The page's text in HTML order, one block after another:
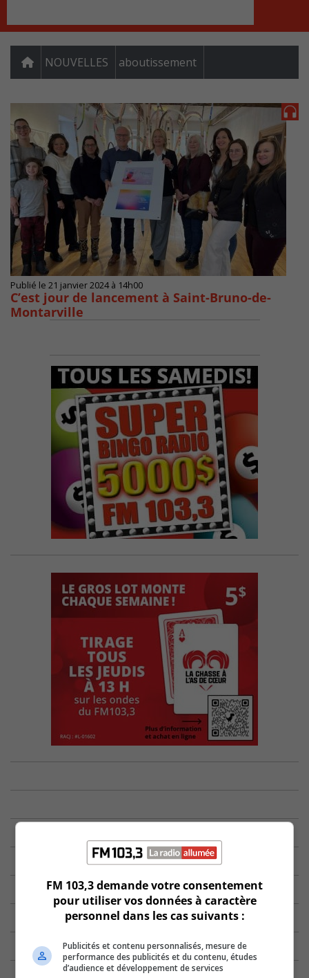
NOUVELLES aboutissement
Publié le 21 janvier 2024 à 14h00
C’est jour de lancement à Saint-Bruno-de-
Montarville
FM 103,3 demande votre consentement
pour utiliser vos données à caractère
personnel dans les cas suivants :
Publicités et contenu personnalisés, mesure de
performance des publicités et du contenu, études
d’audience et développement de services